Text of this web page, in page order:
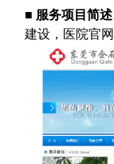
■ 服务项目简述
建设，医院官